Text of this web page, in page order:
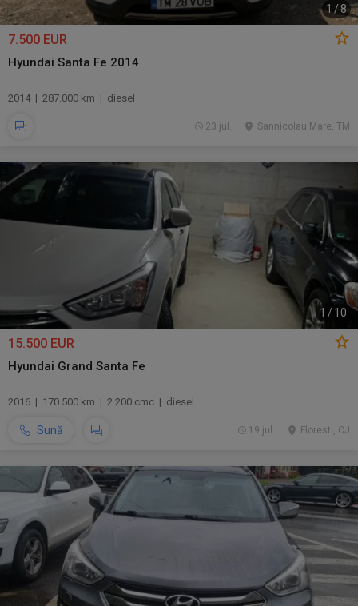
1 /8
7.500 EUR
Hyundai Santa Fe 2014
2014 | 287.000 km | diesel
Sannicolau Mare, TM
23 jul.
1 / 10
15.500 EUR
Hyundai Grand Santa Fe
2016 | 170.500 km | 2.200 cmc | diesel
Sună Floresti, CJ
19 jul.